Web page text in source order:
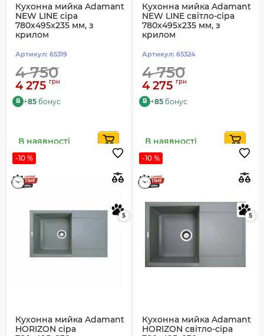
Кухонна мийка Adamant
NEW LINE сіра
780x495x235 мм, з
крилом
Артикул: 65319
4 750
4 275 грн
B +85 бонус
В наявності
Кухонна мийка Adamant
NEW LINE світло-сіра
780x495x235 мм, з
крилом
Артикул: 65324
4 750
4 275 грн
B +85 бонус
В наявності
-10 %
5
Кухонна мийка Adamant
HORIZON сіра
-10 %
5
Кухонна мийка Adamant
HORIZON світло-сіра